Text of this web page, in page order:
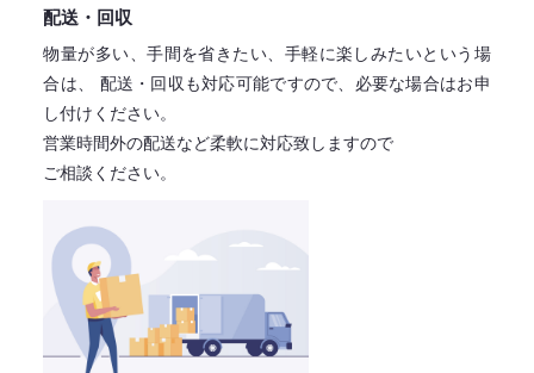
配送・回収
物量が多い、手間を省きたい、手軽に楽しみたいという場
合は、
配送・回収も対応可能ですので、必要な場合はお申
し付けください。
営業時間外の配送など柔軟に対応致しますので
ご相談ください。